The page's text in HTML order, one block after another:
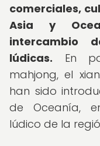
comerciales,
Asia y
intercambio
lúdicas. En
mahjong, el
han sido
de Oceanía,
lúdico de la